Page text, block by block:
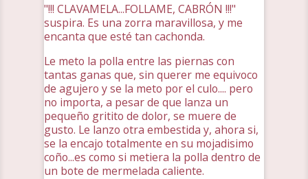
"!!! CLAVAMELA...FOLLAME, CABRÓN !!!"
suspira. Es una zorra maravillosa, y me
encanta que esté tan cachonda.
Le meto la polla entre las piernas con
tantas ganas que, sin querer me equivoco
de agujero y se la meto por el culo.... pero
no importa, a pesar de que lanza un
pequeño gritito de dolor, se muere de
gusto. Le lanzo otra embestida y, ahora si,
se la encajo totalmente en su mojadisimo
coño...es como si metiera la polla dentro de
un bote de mermelada caliente.